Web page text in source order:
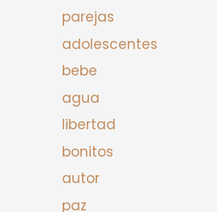
parejas
adolescentes
bebe
agua
libertad
bonitos
autor
paz